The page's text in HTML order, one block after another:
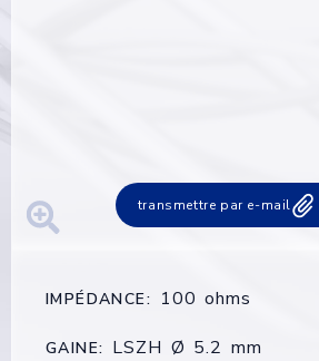
transmettre par e-mail
IMPÉDANCE: 100 ohms
GAINE: LSZH Ø 5.2 mm